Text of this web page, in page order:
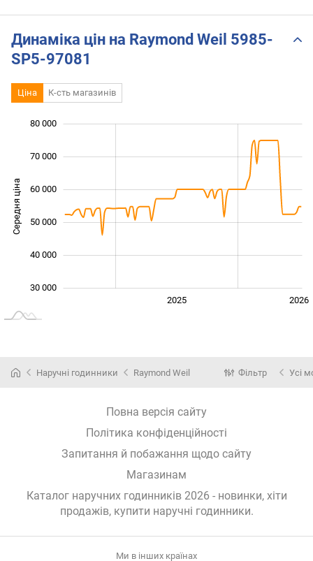
Динаміка цін на Raymond Weil 5985-
SP5-97081
Ціна К-сть магазинів
Середня ціна
30 000
40 000
50 000
60 000
70 000
80 000
2025 2026
Наручні годинники Raymond Weil Фільтр Усі
Повна версія сайту
Політика конфіденційності
Запитання й побажання щодо сайту
Магазинам
Каталог наручних годинників 2026 - новинки, хіти
продажів, купити наручні годинники.
Ми в інших країнах